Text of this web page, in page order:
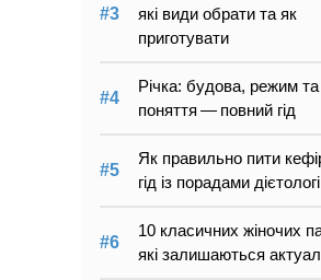
які види обрати та як
приготувати
Річка: будова, режим та
поняття — повний гід
Як правильно пити
гід із порадами
10 класичних жіночих
які залишаються